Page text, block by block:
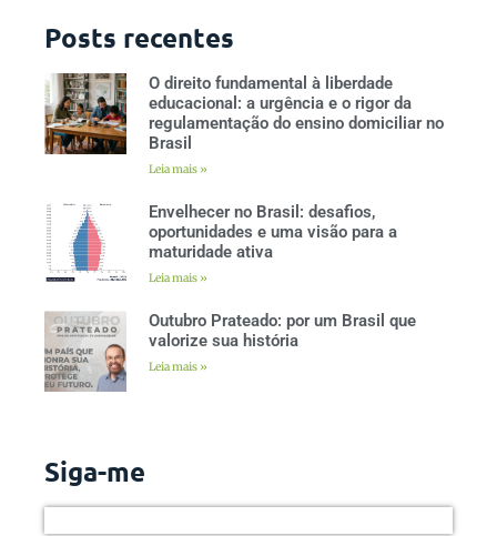
Posts recentes
O direito fundamental à liberdade
educacional: a urgência e o rigor da
regulamentação do ensino domiciliar no
Brasil
Leia mais »
Envelhecer no Brasil: desafios,
oportunidades e uma visão para a
maturidade ativa
Leia mais »
Outubro Prateado: por um Brasil que
valorize sua história
Leia mais »
Siga-me